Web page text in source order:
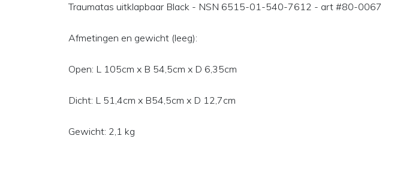
Traumatas uitklapbaar Black - NSN 6515-01-540-7612 - art #80-0067
Afmetingen en gewicht (leeg):
Open: L 105cm x B 54,5cm x D 6,35cm
Dicht: L 51,4cm x B54,5cm x D 12,7cm
Gewicht: 2,1 kg